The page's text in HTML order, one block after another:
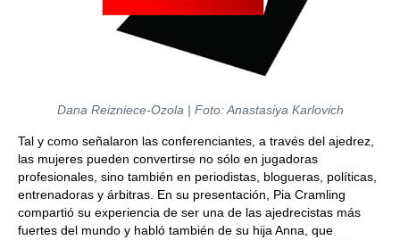
Dana Reizniece-Ozola | Foto: Anastasiya Karlovich
Tal y como señalaron las conferenciantes, a través del ajedrez,
las mujeres pueden convertirse no sólo en jugadoras
profesionales, sino también en periodistas, blogueras, políticas,
entrenadoras y árbitras. En su presentación, Pia Cramling
compartió su experiencia de ser una de las ajedrecistas más
fuertes del mundo y habló también de su hija Anna, que